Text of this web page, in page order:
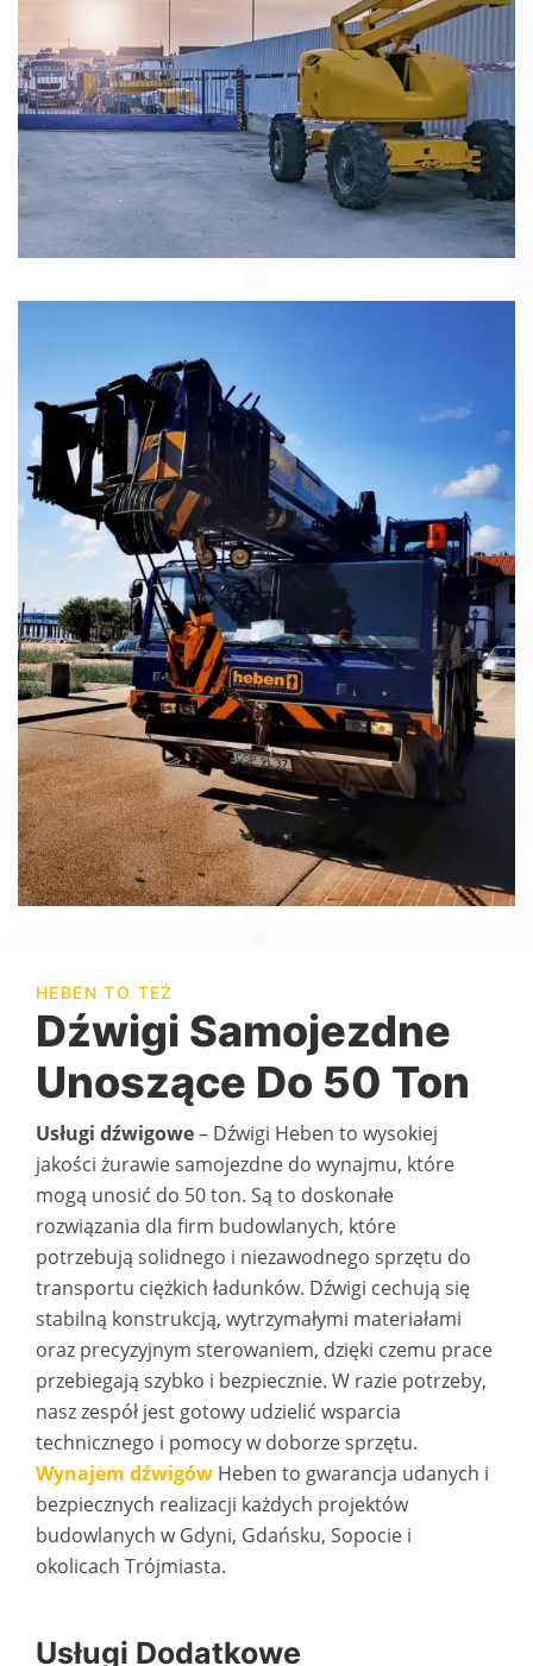
HEBEN TO TEŻ
Dźwigi Samojezdne
Unoszące Do 50 Ton
Usługi dźwigowe– Dźwigi Heben to wysokiej
jakości żurawie samojezdne do wynajmu, które
mogą unosić do 50 ton. Są to doskonałe
rozwiązania dla firm budowlanych, które
potrzebują solidnego i niezawodnego sprzętu do
transportu ciężkich ładunków. Dźwigi cechują się
stabilną konstrukcją, wytrzymałymi materiałami
oraz precyzyjnym sterowaniem, dzięki czemu prace
przebiegają szybko i bezpiecznie. W razie potrzeby,
nasz zespół jest gotowy udzielić wsparcia
technicznego i pomocy w doborze sprzętu.
Wynajem dźwigów Heben to gwarancja udanych i
bezpiecznych realizacji każdych projektów
budowlanych w Gdyni, Gdańsku, Sopocie i
okolicach Trójmiasta.
Usługi Dodatkowe